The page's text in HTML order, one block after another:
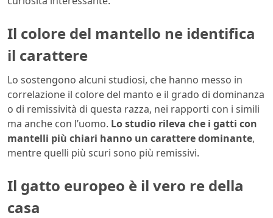
Il colore del mantello ne identifica
il carattere
Lo sostengono alcuni studiosi, che hanno messo in
correlazione il colore del manto e il grado di dominanza
o di remissività di questa razza, nei rapporti con i simili
ma anche con l’uomo. Lo studio rileva che i gatti con
mantelli più chiari hanno un carattere dominante,
mentre quelli più scuri sono più remissivi.
Il gatto europeo è il vero re della
casa